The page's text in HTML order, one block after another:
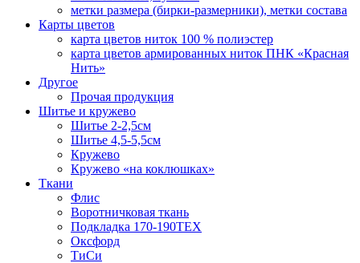
метки размера (бирки-размерники), метки состава
Карты цветов
карта цветов ниток 100 % полиэстер
карта цветов армированных ниток ПНК «Красная
Нить»
Другое
Прочая продукция
Шитье и кружево
Шитье 2-2,5см
Шитье 4,5-5,5см
Кружево
Кружево «на коклюшках»
Ткани
Флис
Воротничковая ткань
Подкладка 170-190TEX
Оксфорд
ТиСи